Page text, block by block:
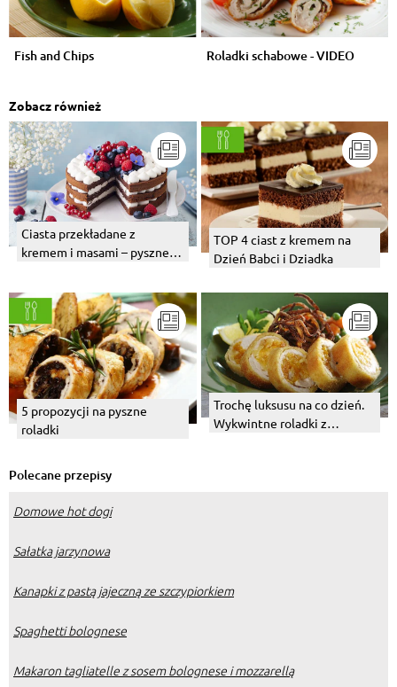
Fish and Chips Roladki schabowe - VIDEO
Zobacz również
Ciasta przekładane z
kremem i masami – pyszne
TOP 4 ciast z kremem na
Dzień Babci i Dziadka
5 propozycji na pyszne
roladki
Trochę luksusu na co dzień.
Wykwintne roladki z
Polecane przepisy
Domowe hot dogi
Sałatka jarzynowa
Kanapki z pastą jajeczną ze szczypiorkiem
Spaghetti bolognese
Makaron tagliatelle z sosem bolognese i mozzarellą